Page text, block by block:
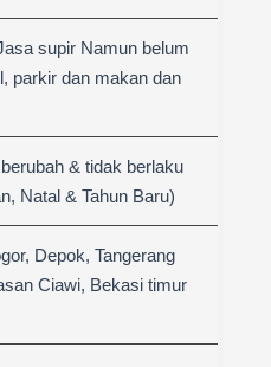
supir Namun belum
parkir dan makan dan
& tidak berlaku
Natal & Tahun Baru)
Depok, Tangerang
Ciawi, Bekasi timur